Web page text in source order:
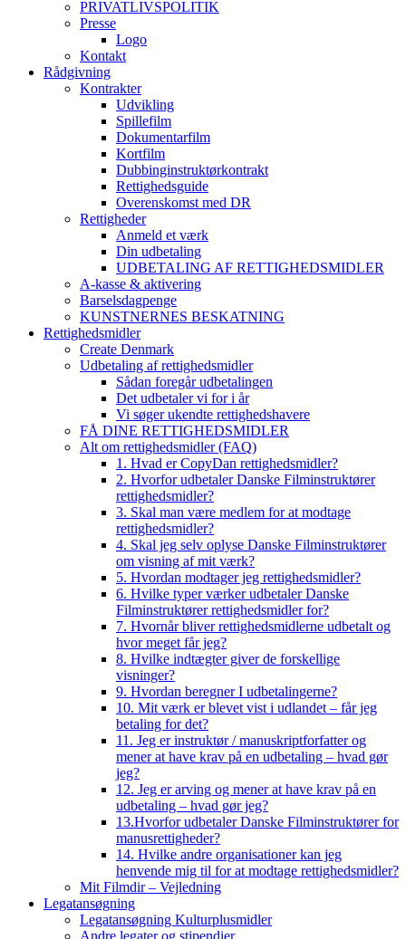
PRIVATLIVSPOLITIK
Presse
Logo
Kontakt
Rådgivning
Kontrakter
Udvikling
Spillefilm
Dokumentarfilm
Kortfilm
Dubbinginstruktørkontrakt
Rettighedsguide
Overenskomst med DR
Rettigheder
Anmeld et værk
Din udbetaling
UDBETALING AF RETTIGHEDSMIDLER
A-kasse & aktivering
Barselsdagpenge
KUNSTNERNES BESKATNING
Rettighedsmidler
Create Denmark
Udbetaling af rettighedsmidler
Sådan foregår udbetalingen
Det udbetaler vi for i år
Vi søger ukendte rettighedshavere
FÅ DINE RETTIGHEDSMIDLER
Alt om rettighedsmidler (FAQ)
1. Hvad er CopyDan rettighedsmidler?
2. Hvorfor udbetaler Danske Filminstruktører
rettighedsmidler?
3. Skal man være medlem for at modtage
rettighedsmidler?
4. Skal jeg selv oplyse Danske Filminstruktører
om visning af mit værk?
5. Hvordan modtager jeg rettighedsmidler?
6. Hvilke typer værker udbetaler Danske
Filminstruktører rettighedsmidler for?
7. Hvornår bliver rettighedsmidlerne udbetalt og
hvor meget får jeg?
8. Hvilke indtægter giver de forskellige
visninger?
9. Hvordan beregner I udbetalingerne?
10. Mit værk er blevet vist i udlandet – får jeg
betaling for det?
11. Jeg er instruktør / manuskriptforfatter og
mener at have krav på en udbetaling – hvad gør
jeg?
12. Jeg er arving og mener at have krav på en
udbetaling – hvad gør jeg?
13.Hvorfor udbetaler Danske Filminstruktører for
manusrettigheder?
14. Hvilke andre organisationer kan jeg
henvende mig til for at modtage rettighedsmidler?
Mit Filmdir – Vejledning
Legatansøgning
Legatansøgning Kulturplusmidler
Andre legater og stipendier